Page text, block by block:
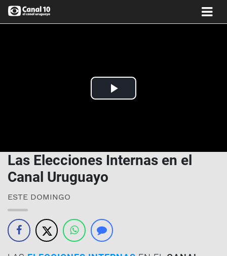
Play
Las Elecciones Internas en el
Canal Uruguayo
ESTE DOMINGO